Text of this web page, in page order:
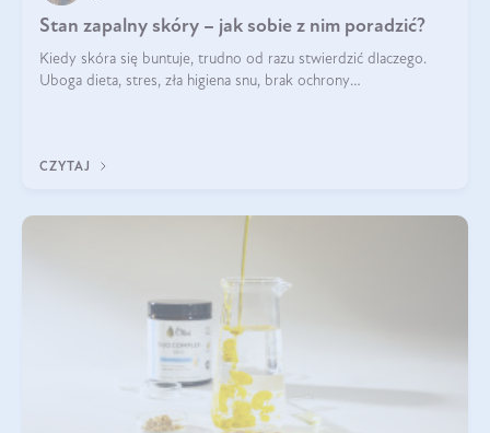
Stan zapalny skóry – jak sobie z nim poradzić?
Kiedy skóra się buntuje, trudno od razu stwierdzić dlaczego.
Uboga dieta, stres, zła higiena snu, brak ochrony
CZYTAJ